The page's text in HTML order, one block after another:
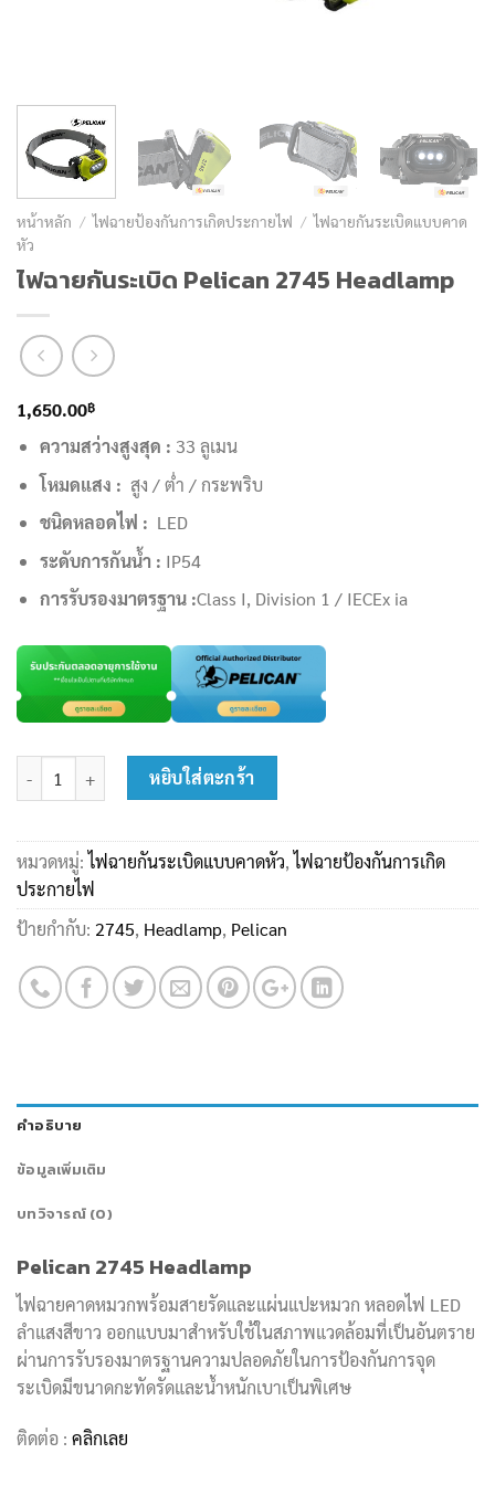
หน้าหลัก / ไฟฉายป้องกันการเกิดประกายไฟ / ไฟฉายกันระเบิดแบบคาด
หัว
ไฟฉายกันระเบิด Pelican 2745 Headlamp
1,650.00฿
ความสว่างสูงสุด : 33 ลูเมน
โหมดแสง : สูง / ต่ำ / กระพริบ
ชนิดหลอดไฟ : LED
ระดับการกันน้ำ : IP54
การรับรองมาตรฐาน :Class I, Division 1 / IECEx ia
จำนวน ไฟฉายกันระเบิด Pelican 2745 Headlamp ชิ้น
หยิบใส่ตะกร้า
หมวดหมู่:ไฟฉายกันระเบิดแบบคาดหัว,ไฟฉายป้องกันการเกิด
ประกายไฟ
ป้ายกำกับ: 2745, Headlamp, Pelican
คำอธิบาย
ข้อมูลเพิ่มเติม
บทวิจารณ์ (0)
Pelican 2745 Headlamp
ไฟฉายคาดหมวกพร้อมสายรัดและแผ่นแปะหมวก หลอดไฟ LED
ลำแสงสีขาว ออกแบบมาสำหรับใช้ในสภาพแวดล้อมที่เป็นอันตราย
ผ่านการรับรองมาตรฐานความปลอดภัยในการป้องกันการจุด
ระเบิดมีขนาดกะทัดรัดและน้ำหนักเบาเป็นพิเศษ
ติดต่อ : คลิกเลย